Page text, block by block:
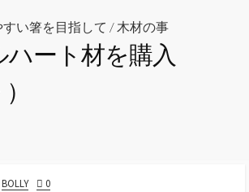
い箸を目指して / 木材の事
ート材を購入
BOLLY 0